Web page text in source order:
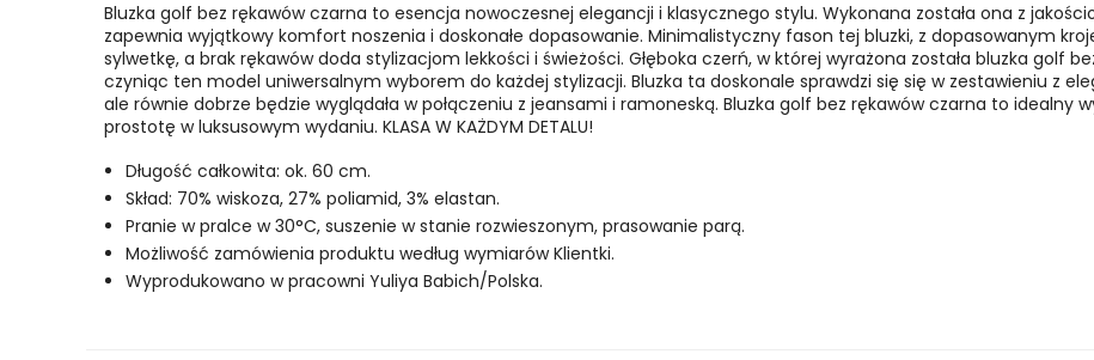
Bluzka golf bez rękawów czarna to esencja nowoczesnej elegancji i klasycznego stylu. Wykonana została ona z
zapewnia wyjątkowy komfort noszenia i doskonałe dopasowanie. Minimalistyczny fason tej bluzki, z dopasowanym
sylwetkę, a brak rękawów doda stylizacjom lekkości i świeżości. Głęboka czerń, w której wyrażona została bluzka golf
czyniąc ten model uniwersalnym wyborem do każdej stylizacji. Bluzka ta doskonale sprawdzi się się w zestawieniu z
ale równie dobrze będzie wyglądała w połączeniu z jeansami i ramoneską. Bluzka golf bez rękawów czarna to idealny
prostotę w luksusowym wydaniu. KLASA W KAŻDYM DETALU!
Długość całkowita: ok. 60 cm.
Skład: 70% wiskoza, 27% poliamid, 3% elastan.
Pranie w pralce w 30°C, suszenie w stanie rozwieszonym, prasowanie parą.
Możliwość zamówienia produktu według wymiarów Klientki.
Wyprodukowano w pracowni Yuliya Babich/Polska.